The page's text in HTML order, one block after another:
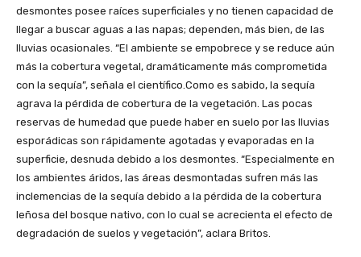
desmontes posee raíces superficiales y no tienen capacidad de
llegar a buscar aguas a las napas; dependen, más bien, de las
lluvias ocasionales. “El ambiente se empobrece y se reduce aún
más la cobertura vegetal, dramáticamente más comprometida
con la sequía”, señala el científico.Como es sabido, la sequía
agrava la pérdida de cobertura de la vegetación. Las pocas
reservas de humedad que puede haber en suelo por las lluvias
esporádicas son rápidamente agotadas y evaporadas en la
superficie, desnuda debido a los desmontes. “Especialmente en
los ambientes áridos, las áreas desmontadas sufren más las
inclemencias de la sequía debido a la pérdida de la cobertura
leñosa del bosque nativo, con lo cual se acrecienta el efecto de
degradación de suelos y vegetación”, aclara Britos.